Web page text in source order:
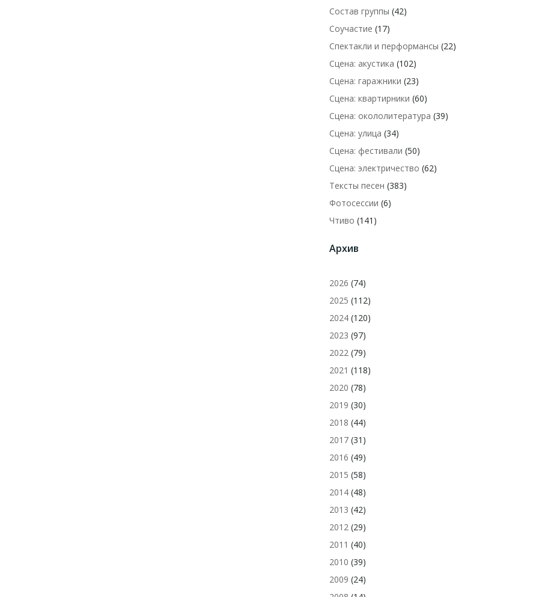
Состав группы (42)
Соучастие (17)
Спектакли и перформансы (22)
Сцена: акустика (102)
Сцена: гаражники (23)
Сцена: квартирники (60)
Сцена: окололитература (39)
Сцена: улица (34)
Сцена: фестивали (50)
Сцена: электричество (62)
Тексты песен (383)
Фотосессии (6)
Чтиво (141)
Архив
2026 (74)
2025 (112)
2024 (120)
2023 (97)
2022 (79)
2021 (118)
2020 (78)
2019 (30)
2018 (44)
2017 (31)
2016 (49)
2015 (58)
2014 (48)
2013 (42)
2012 (29)
2011 (40)
2010 (39)
2009 (24)